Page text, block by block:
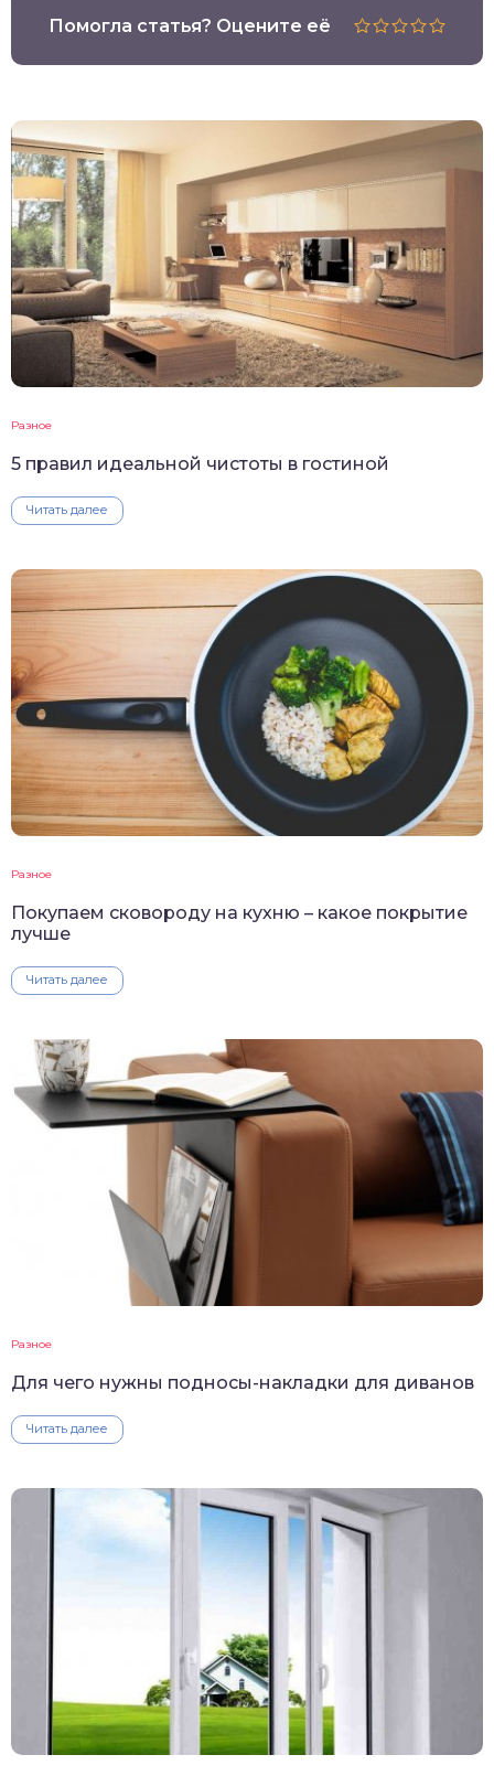
Помогла статья? Оцените её
Разное
5 правил идеальной чистоты в гостиной
Читать далее
Разное
Покупаем сковороду на кухню – какое покрытие
лучше
Читать далее
Разное
Для чего нужны подносы-накладки для диванов
Читать далее